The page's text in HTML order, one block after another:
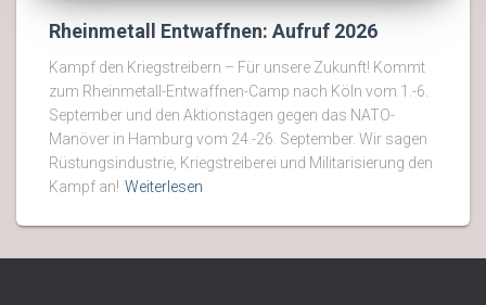
Rheinmetall Entwaffnen: Aufruf 2026
Kampf den Kriegstreibern – Für unsere Zukunft! Kommt
zum Rheinmetall-Entwaffnen-Camp nach Köln vom 1.-6.
September und den Aktionstagen gegen das NATO-
Manöver in Hamburg vom 24.-26. September. Wir sagen
Rüstungsindustrie, Kriegstreiberei und Militarisierung den
Kampf an! Weiterlesen